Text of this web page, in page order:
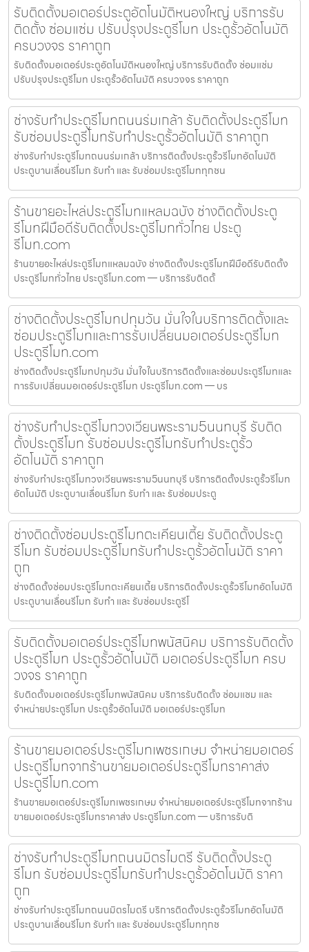
รับติดตั้งมอเตอร์ประตูอัตโนมัติหนองใหญ่ บริการรับ
ติดตั้ง ซ่อมแซ่ม ปรับปรุงประตูรีโมท ประตูรั้วอัตโนมัติ
ครบวงจร ราคาถูก
รับติดตั้งมอเตอร์ประตูอัตโนมัติหนองใหญ่ บริการรับติดตั้ง ซ่อมแซ่ม
ปรับปรุงประตูรีโมท ประตูรั้วอัตโนมัติ ครบวงจร ราคาถูก
ช่างรับทำประตูรีโมทถนนร่มเกล้า รับติดตั้งประตูรีโมท
รับซ่อมประตูรีโมทรับทำประตูรั้วอัตโนมัติ ราคาถูก
ช่างรับทำประตูรีโมทถนนร่มเกล้า บริการติดตั้งประตูรั้วรีโมทอัตโนมัติ
ประตูบานเลื่อนรีโมท รับทำ และ รับซ่อมประตูรีโมททุกชน
ร้านขายอะไหล่ประตูรีโมทแหลมฉบัง ช่างติดตั้งประตู
รีโมทฝีมือดีรับติดตั้งประตูรีโมททั่วไทย ประตู
รีโมท.com
ร้านขายอะไหล่ประตูรีโมทแหลมฉบัง ช่างติดตั้งประตูรีโมทฝีมือดีรับติดตั้ง
ประตูรีโมททั่วไทย ประตูรีโมท.com — บริการรับติดตั้
ช่างติดตั้งประตูรีโมทปทุมวัน มั่นใจในบริการติดตั้งและ
ซ่อมประตูรีโมทและการรับเปลี่ยนมอเตอร์ประตูรีโมท
ประตูรีโมท.com
ช่างติดตั้งประตูรีโมทปทุมวัน มั่นใจในบริการติดตั้งและซ่อมประตูรีโมทและ
การรับเปลี่ยนมอเตอร์ประตูรีโมท ประตูรีโมท.com — บร
ช่างรับทำประตูรีโมทวงเวียนพระราม5นนทบุรี รับติด
ตั้งประตูรีโมท รับซ่อมประตูรีโมทรับทำประตูรั้ว
อัตโนมัติ ราคาถูก
ช่างรับทำประตูรีโมทวงเวียนพระราม5นนทบุรี บริการติดตั้งประตูรั้วรีโมท
อัตโนมัติ ประตูบานเลื่อนรีโมท รับทำ และ รับซ่อมประตู
ช่างติดตั้งซ่อมประตูรีโมทตะเคียนเตี้ย รับติดตั้งประตู
รีโมท รับซ่อมประตูรีโมทรับทำประตูรั้วอัตโนมัติ ราคา
ถูก
ช่างติดตั้งซ่อมประตูรีโมทตะเคียนเตี้ย บริการติดตั้งประตูรั้วรีโมทอัตโนมัติ
ประตูบานเลื่อนรีโมท รับทำ และ รับซ่อมประตูรีโ
รับติดตั้งมอเตอร์ประตูรีโมทพนัสนิคม บริการรับติดตั้ง
ประตูรีโมท ประตูรั้วอัตโนมัติ มอเตอร์ประตูรีโมท ครบ
วงจร ราคาถูก
รับติดตั้งมอเตอร์ประตูรีโมทพนัสนิคม บริการรับติดตั้ง ซ่อมแซม และ
จำหน่ายประตูรีโมท ประตูรั้วอัตโนมัติ มอเตอร์ประตูรีโมท
ร้านขายมอเตอร์ประตูรีโมทเพชรเกษม จำหน่ายมอเตอร์
ประตูรีโมทจากร้านขายมอเตอร์ประตูรีโมทราคาส่ง
ประตูรีโมท.com
ร้านขายมอเตอร์ประตูรีโมทเพชรเกษม จำหน่ายมอเตอร์ประตูรีโมทจากร้าน
ขายมอเตอร์ประตูรีโมทราคาส่ง ประตูรีโมท.com — บริการรับติ
ช่างรับทำประตูรีโมทถนนมิตรไมตรี รับติดตั้งประตู
รีโมท รับซ่อมประตูรีโมทรับทำประตูรั้วอัตโนมัติ ราคา
ถูก
ช่างรับทำประตูรีโมทถนนมิตรไมตรี บริการติดตั้งประตูรั้วรีโมทอัตโนมัติ
ประตูบานเลื่อนรีโมท รับทำ และ รับซ่อมประตูรีโมททุกช